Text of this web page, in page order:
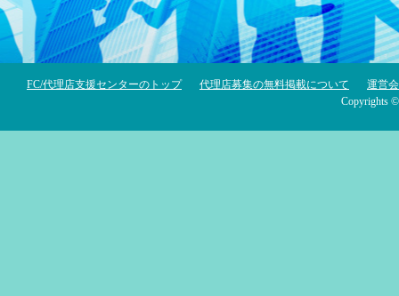
FC/代理店支援センターのトップ 代理店募集の無料掲載について
運営
Copyrights